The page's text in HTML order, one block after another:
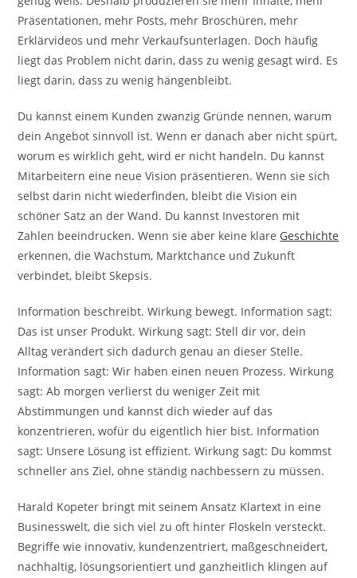
Präsentationen, mehr Posts, mehr Broschüren, mehr
Erklärvideos und mehr Verkaufsunterlagen. Doch häufig
liegt das Problem nicht darin, dass zu wenig gesagt wird. Es
liegt darin, dass zu wenig hängenbleibt.
Du kannst einem Kunden zwanzig Gründe nennen, warum
dein Angebot sinnvoll ist. Wenn er danach aber nicht spürt,
worum es wirklich geht, wird er nicht handeln. Du kannst
Mitarbeitern eine neue Vision präsentieren. Wenn sie sich
selbst darin nicht wiederfinden, bleibt die Vision ein
schöner Satz an der Wand. Du kannst Investoren mit
Zahlen beeindrucken. Wenn sie aber keine klare Geschichte
erkennen, die Wachstum, Marktchance und Zukunft
verbindet, bleibt Skepsis.
Information beschreibt. Wirkung bewegt. Information sagt:
Das ist unser Produkt. Wirkung sagt: Stell dir vor, dein
Alltag verändert sich dadurch genau an dieser Stelle.
Information sagt: Wir haben einen neuen Prozess. Wirkung
sagt: Ab morgen verlierst du weniger Zeit mit
Abstimmungen und kannst dich wieder auf das
konzentrieren, wofür du eigentlich hier bist. Information
sagt: Unsere Lösung ist effizient. Wirkung sagt: Du kommst
schneller ans Ziel, ohne ständig nachbessern zu müssen.
Harald Kopeter bringt mit seinem Ansatz Klartext in eine
Businesswelt, die sich viel zu oft hinter Floskeln versteckt.
Begriffe wie innovativ, kundenzentriert, maßgeschneidert,
nachhaltig, lösungsorientiert und ganzheitlich klingen auf